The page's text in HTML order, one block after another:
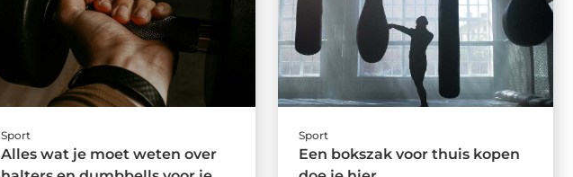
Sport
Alles wat je moet weten over
Sport
Een bokszak voor thuis kopen